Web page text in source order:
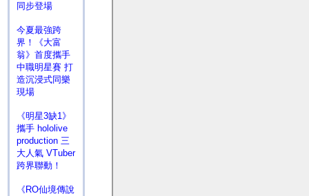
同步登場
今夏最強跨
界！《大富
翁》首度攜手
中職明星賽 打
造沉浸式同樂
現場
《明星3缺1》
攜手 hololive
production 三
大人氣 VTuber
跨界聯動！
《RO仙境傳說